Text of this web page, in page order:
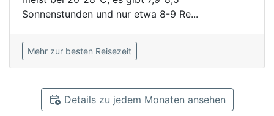
Sonnenstunden und nur etwa 8-9 Re...
Mehr zur besten Reisezeit
Details zu jedem Monaten ansehen